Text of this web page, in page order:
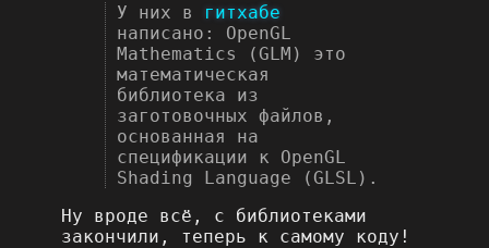
У них в
гитхабе
написано: OpenGL
Mathematics (GLM) это
математическая
библиотека из
заготовочных файлов,
основанная на
спецификации к OpenGL
Shading Language (GLSL).
Ну вроде всё, с библиотеками
закончили, теперь к самому коду!